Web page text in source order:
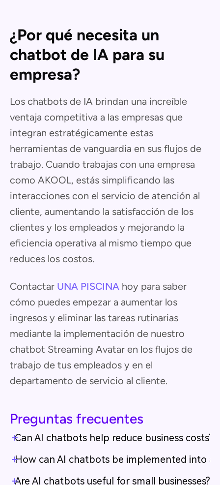
¿Por qué necesita un
chatbot de IA para su
empresa?
Los chatbots de IA brindan una increíble
ventaja competitiva a las empresas que
integran estratégicamente estas
herramientas de vanguardia en sus flujos de
trabajo. Cuando trabajas con una empresa
como AKOOL, estás simplificando las
interacciones con el servicio de atención al
cliente, aumentando la satisfacción de los
clientes y los empleados y mejorando la
eficiencia operativa al mismo tiempo que
reduces los costos.
Contactar UNA PISCINA hoy para saber
cómo puedes empezar a aumentar los
ingresos y eliminar las tareas rutinarias
mediante la implementación de nuestro
chatbot Streaming Avatar en los flujos de
trabajo de tus empleados y en el
departamento de servicio al cliente.
Preguntas frecuentes
Can AI chatbots help reduce business costs?
How can AI chatbots be implemented into a
Are AI chatbots useful for small businesses?